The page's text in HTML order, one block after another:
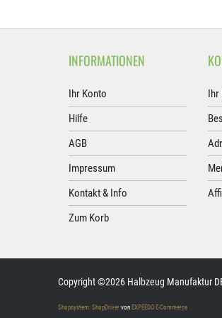
INFORMATIONEN
Ihr Konto
Hilfe
AGB
Impressum
Kontakt & Info
Zum Korb
Ihr
Copyright ©2026 Halbzeug Manufaktur
Shopsystem: ShopDriver von EXPEEDO E-Commerce